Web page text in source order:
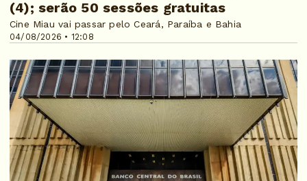
04/08/2026 • 12:08
(4); serão 50 sessões gratuitas
Cine Miau vai passar pelo Ceará, Paraíba e Bahia